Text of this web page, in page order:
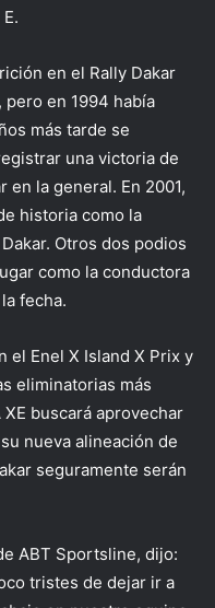
en el Rally Dakar
pero en 1994 había
más tarde se
una victoria de
en la general. En 2001,
historia como la
Otros dos podios
como la conductora
fecha.
el Enel X Island X Prix y
eliminatorias más
buscará aprovechar
nueva alineación de
seguramente serán
ABT Sportsline, dijo:
tristes de dejar ir a